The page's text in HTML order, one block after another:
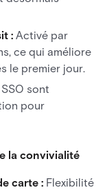
: Activé par
ce qui améliore
le premier jour.
sont
pour
la convivialité
carte : Flexibilité